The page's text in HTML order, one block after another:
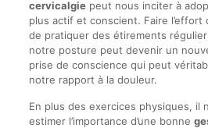
cervicalgiepeut nous inciter à
plus actif et conscient. Faire l’effort
de pratiquer des étirements
notre posture peut devenir un
prise de conscience qui peut
notre rapport à la douleur.
En plus des exercices physiques, il
estimer l’importance d’une bonne